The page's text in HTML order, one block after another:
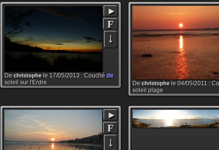
►
F
↓
Dechristophele 17/05/2013 : Couchéde
soleil sur l'Erdre
Dechristophele 04/05/2011 :
soleil plage
►
F
↓